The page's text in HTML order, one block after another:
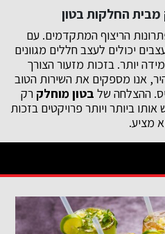
מבית החלקות בטון
הריצוף המתקדמים. עם
יכולים לעצב חללים מגוונים
יותר. בזכות מזעור הצורך
אנו מספקים את השירות הטוב
ההצלחה של בטון מוחלק רק
ביותר ויותר פרויקטים בזכות
מציע.